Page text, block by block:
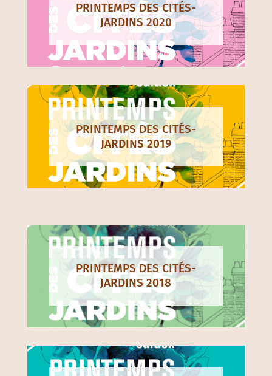
PRINTEMPS DES CITÉS-
JARDINS 2020
PRINTEMPS DES CITÉS-
JARDINS 2019
PRINTEMPS DES CITÉS-
JARDINS 2018